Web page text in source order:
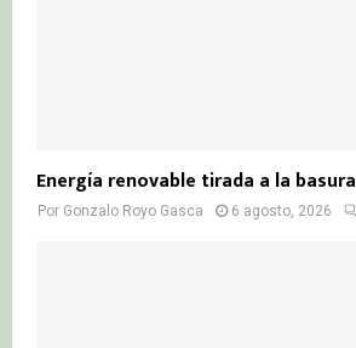
Energía renovable tirada a la basura
Por Gonzalo Royo Gasca 6 agosto, 2026